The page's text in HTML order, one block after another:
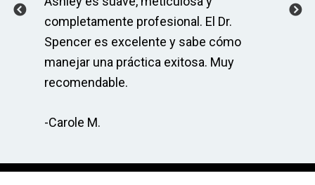
completamente profesional. El Dr.
Spencer es excelente y sabe cómo
manejar una práctica exitosa. Muy
recomendable.
-Carole M.